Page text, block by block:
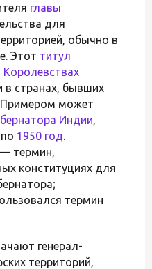
главы
для
обычно в
Этот титул
Королевствах
в странах, бывших
Примером может
Индии,
по 1950 год.
термин,
конституциях для
термин
генерал-
территорий,